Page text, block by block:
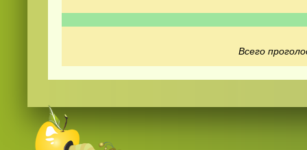
Всего
Смотретьвидеоонлайн